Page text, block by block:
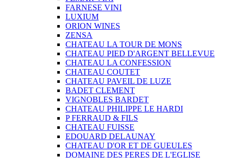
FARNESE VINI
LUXIUM
ORION WINES
ZENSA
CHATEAU LA TOUR DE MONS
CHATEAU PIED D'ARGENT BELLEVUE
CHATEAU LA CONFESSION
CHATEAU COUTET
CHATEAU PAVEIL DE LUZE
BADET CLEMENT
VIGNOBLES BARDET
CHATEAU PHILIPPE LE HARDI
P FERRAUD & FILS
CHATEAU FUISSE
EDOUARD DELAUNAY
CHATEAU D'OR ET DE GUEULES
DOMAINE DES PERES DE L'EGLISE